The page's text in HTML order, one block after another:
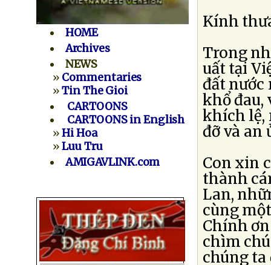
HOME
Archives
NEWS
» Commentaries
»Tin The Gioi
CARTOONS
CARTOONS in English
»Hi Hoa
»Luu Tru
AMIGAVLINK.com
Kính
Trong
uất tại
đất nước
khổ đau,
khích lệ,
đỡ và an
Con xin
thành
Lan,
cùng
Chính
chìm
chúng ta